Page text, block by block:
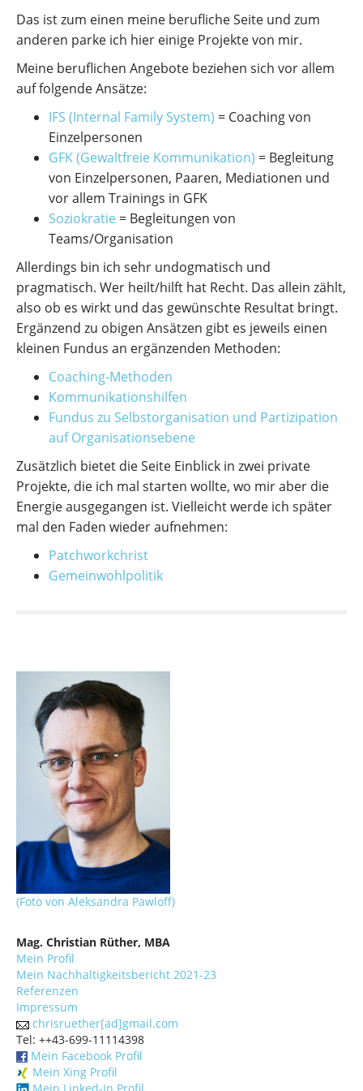
Das ist zum einen meine berufliche Seite und zum
anderen parke ich hier einige Projekte von mir.
Meine beruflichen Angebote beziehen sich vor allem
auf folgende Ansätze:
IFS (Internal Family System) = Coaching von
Einzelpersonen
GFK (Gewaltfreie Kommunikation) = Begleitung
von Einzelpersonen, Paaren, Mediationen und
vor allem Trainings in GFK
Soziokratie = Begleitungen von
Teams/Organisation
Allerdings bin ich sehr undogmatisch und
pragmatisch. Wer heilt/hilft hat Recht. Das allein zählt,
also ob es wirkt und das gewünschte Resultat bringt.
Ergänzend zu obigen Ansätzen gibt es jeweils einen
kleinen Fundus an ergänzenden Methoden:
Coaching-Methoden
Kommunikationshilfen
Fundus zu Selbstorganisation und Partizipation
auf Organisationsebene
Zusätzlich bietet die Seite Einblick in zwei private
Projekte, die ich mal starten wollte, wo mir aber die
Energie ausgegangen ist. Vielleicht werde ich später
mal den Faden wieder aufnehmen:
Patchworkchrist
Gemeinwohlpolitik
(Foto von Aleksandra Pawloff)
Mag. Christian Rüther, MBA
Mein Profil
Mein Nachhaltigkeitsbericht 2021-23
Referenzen
Impressum
chrisruether[ad]gmail.com
Tel: ++43-699-11114398
Mein Facebook Profil
Mein Xing Profil